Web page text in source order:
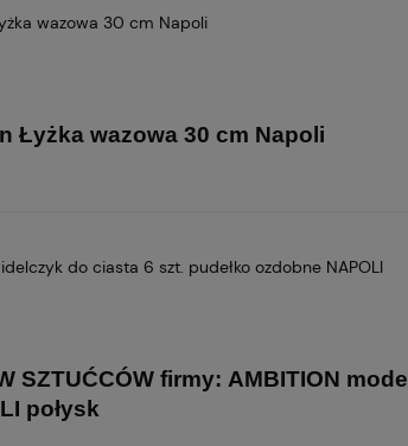
wazowa 30 cm Napoli
Łyżka wazowa 30 cm Napoli
do ciasta 6 szt. pudełko ozdobne NAPOLI
SZTUĆCÓWfirmy: AMBITION mode
połysk